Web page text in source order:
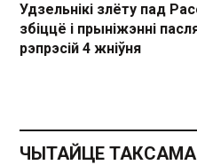
Удзельнікі злёту пад
збіццё і прыніжэнні
рэпрэсій 4 жніўня
ЧЫТАЙЦЕ ТАКСАМА